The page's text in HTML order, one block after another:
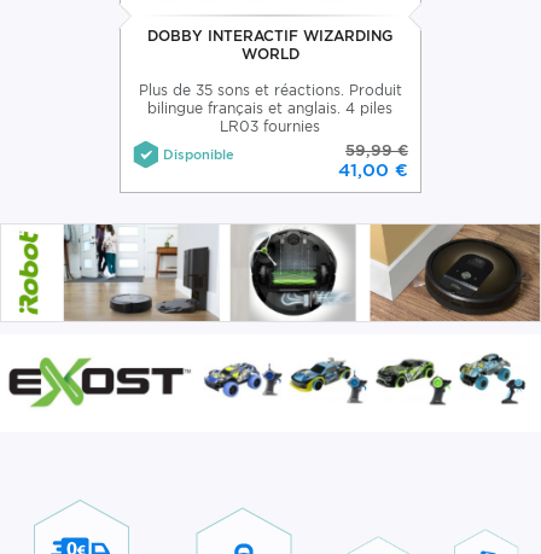
DOBBY INTERACTIF WIZARDING
WORLD
Plus de 35 sons et réactions. Produit
bilingue français et anglais. 4 piles
LR03 fournies
Disponible 59,99 €
41,00 €